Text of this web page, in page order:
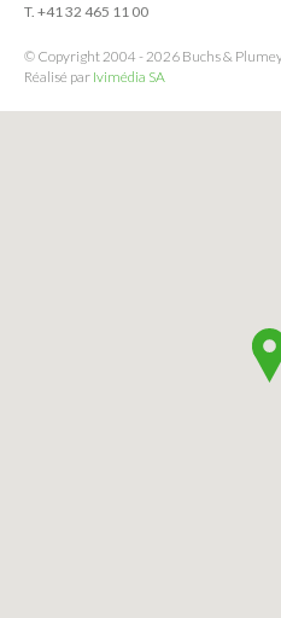
T. +41 32 465 11 00
© Copyright 2004 - 2026 Buchs & Plumey
Réalisé par Ivimédia SA